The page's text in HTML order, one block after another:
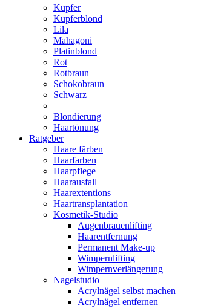
Kupfer
Kupferblond
Lila
Mahagoni
Platinblond
Rot
Rotbraun
Schokobraun
Schwarz
Blondierung
Haartönung
Ratgeber
Haare färben
Haarfarben
Haarpflege
Haarausfall
Haarextentions
Haartransplantation
Kosmetik-Studio
Augenbrauenlifting
Haarentfernung
Permanent Make-up
Wimpernlifting
Wimpernverlängerung
Nagelstudio
Acrylnägel selbst machen
Acrylnägel entfernen